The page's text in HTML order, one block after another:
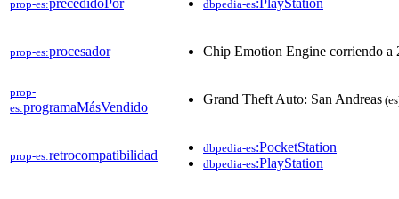
prop-es: dbpedia-es
prop-es:procesador Chip Emotion Engine corriendo
prop-
es:programaMásVendido
Grand Theft Auto: San Andreas
prop-es:retrocompatibilidad dbpedia-es:PocketStation
dbpedia-es:PlayStation